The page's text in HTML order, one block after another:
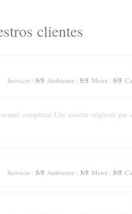
clientes
Servicio : 5/5 Ambiente : 5/5 Menú : 5/5
compétent Une assiette originale par
Servicio : 5/5 Ambiente : 3/5 Menú : 5/5